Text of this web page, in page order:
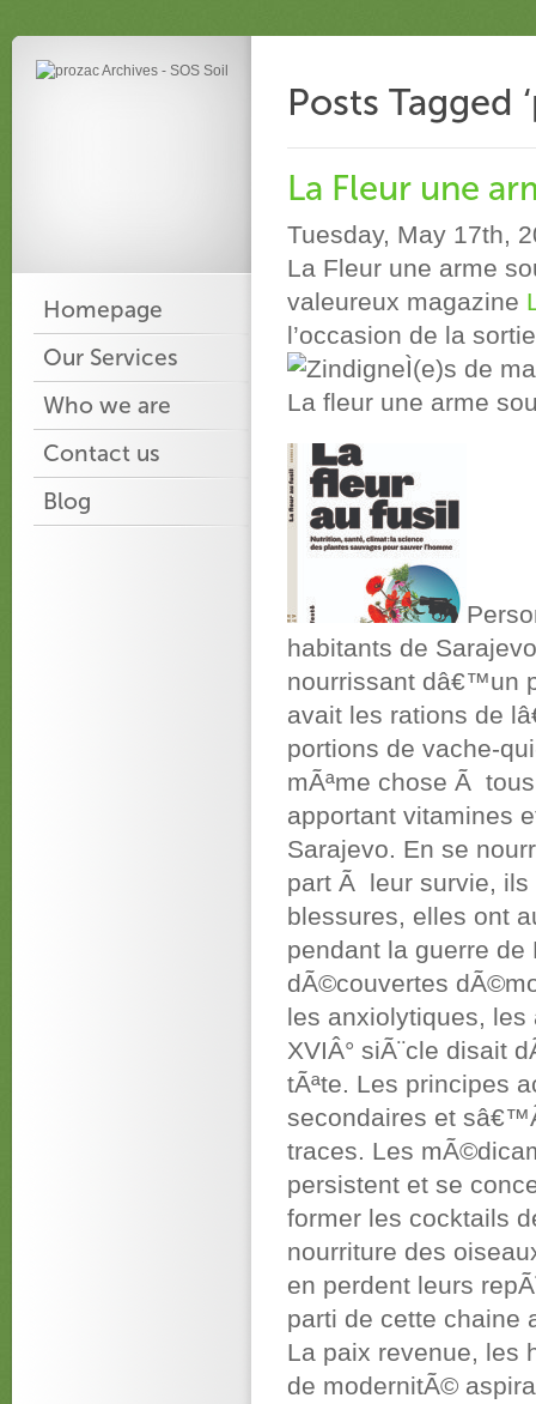
Homepage
Our Services
Who we are
Contact us
Blog
Posts Tagged
La Fleur une
Tuesday, May 17th,
La Fleur une arme
valeureux magazine
l’occasion de la
La fleur une arme
habitants de
nourrissant dâ€™un
avait les rations de
portions de vache-
mÃªme chose Ã
apportant vitamines
Sarajevo. En se
part Ã leur survie,
blessures, elles ont
pendant la guerre
dÃ©couvertes
les anxiolytiques,
XVIÂ° siÃ¨cle disait
tÃªte. Les principes
secondaires et
traces. Les
persistent et se
former les cocktails
nourriture des
en perdent leurs
parti de cette chaine
La paix revenue, les
de modernitÃ©